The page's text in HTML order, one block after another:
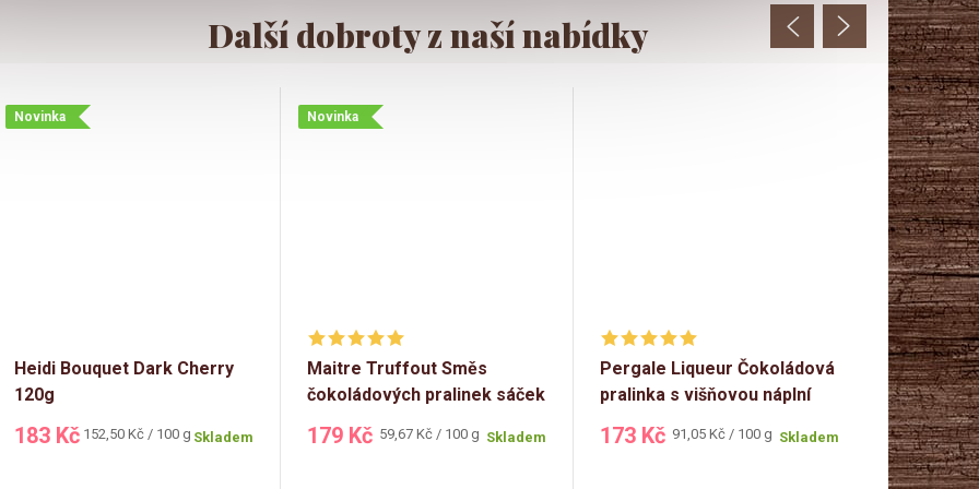
Novinka
Heidi Bouquet Dark Cherry
120g
183 Kč Měrná
152,50 Kč / 100 g Skladem
Novinka
Maitre Truffout Směs
čokoládových pralinek sáček
179 Kč Měrná
59,67 Kč / 100 g Skladem
Pergale Liqueur Čokoládová
pralinka s višňovou náplní
173 Kč Měrná
91,05 Kč / 100 g Skladem
Born Syn
94,5g
99 Kč